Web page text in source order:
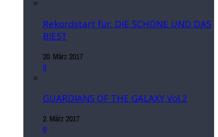
Rekordstart für: DIE SCHÖNE UND DAS
BIEST
20. März 2017
0
GUARDIANS OF THE GALAXY Vol.2
2. März 2017
0